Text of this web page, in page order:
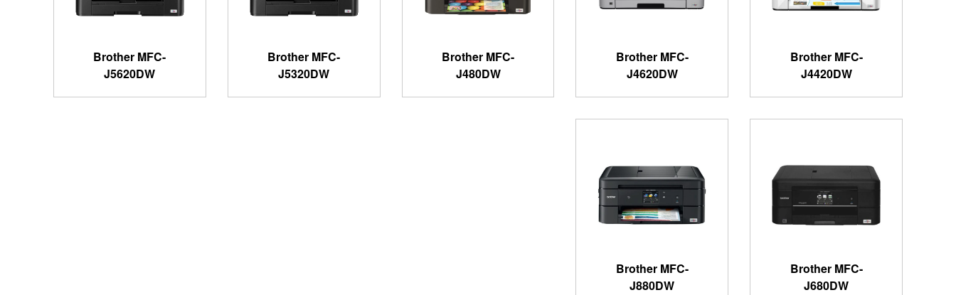
Brother MFC-
J4420DW
Brother MFC-
J4620DW
Brother MFC-
J480DW
Brother MFC-
J5320DW
Brother MFC-
J5620DW
Brother MFC-
J680DW
Brother MFC-
J880DW